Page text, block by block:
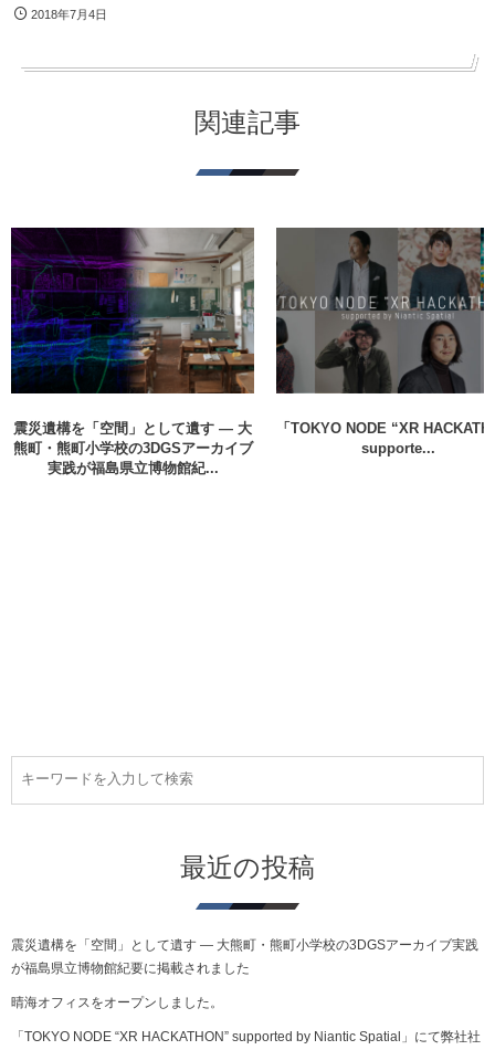
2018年7月4日
関連記事
震災遺構を「空間」として遺す ― 大
熊町・熊町小学校の3DGSアーカイブ
実践が福島県立博物館紀...
「TOKYO NODE “XR
supporte...
最近の投稿
震災遺構を「空間」として遺す ― 大熊町・熊町小学校の3DGSアーカイブ実践
が福島県立博物館紀要に掲載されました
晴海オフィスをオープンしました。
「TOKYO NODE “XR HACKATHON” supported by Niantic Spatial」にて弊社社